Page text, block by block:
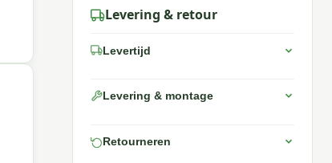
Levering & retour
Levertijd
Levering & montage
Retourneren